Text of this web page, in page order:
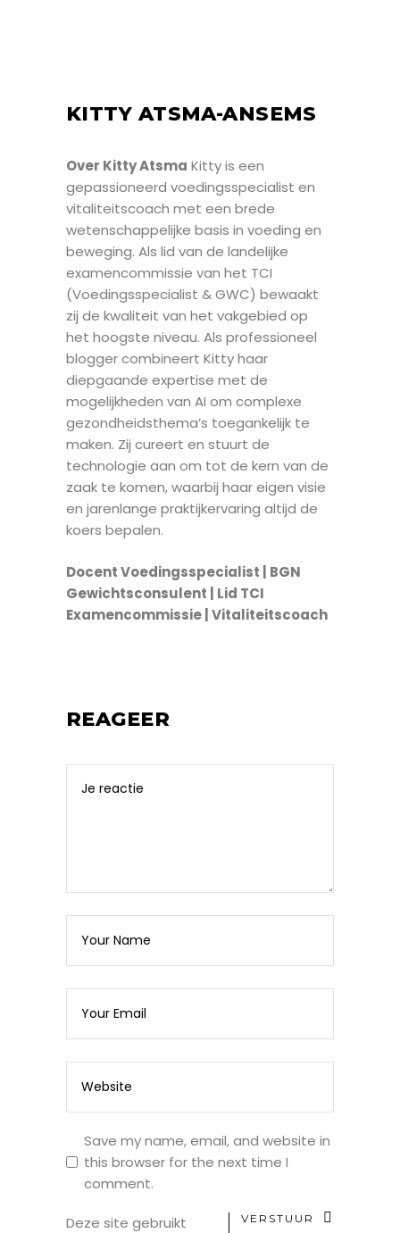
KITTY ATSMA-ANSEMS
Over Kitty Atsma Kitty is een
gepassioneerd voedingsspecialist en
vitaliteitscoach met een brede
wetenschappelijke basis in voeding en
beweging. Als lid van de landelijke
examencommissie van het TCI
(Voedingsspecialist & GWC) bewaakt
zij de kwaliteit van het vakgebied op
het hoogste niveau. Als professioneel
blogger combineert Kitty haar
diepgaande expertise met de
mogelijkheden van AI om complexe
gezondheidsthema’s toegankelijk te
maken. Zij cureert en stuurt de
technologie aan om tot de kern van de
zaak te komen, waarbij haar eigen visie
en jarenlange praktijkervaring altijd de
koers bepalen.
Docent Voedingsspecialist | BGN
Gewichtsconsulent | Lid TCI
Examencommissie | Vitaliteitscoach
REAGEER
Save my name, email, and website in
this browser for the next time I
comment.
VERSTUUR
Deze site gebruikt